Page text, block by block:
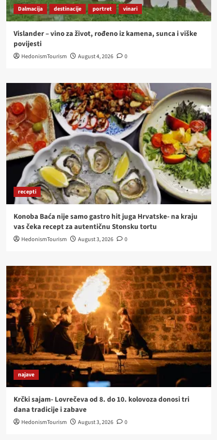
Dalmacija destinacije portret vinari
Vislander – vino za život, rođeno iz kamena, sunca i viške
povijesti
HedonismTourism August 4, 2026 0
recepti
Konoba Baća nije samo gastro hit juga Hrvatske- na kraju
vas čeka recept za autentičnu Stonsku tortu
HedonismTourism August 3, 2026 0
najave
Krčki sajam- Lovrečeva od 8. do 10. kolovoza donosi tri
dana tradicije i zabave
HedonismTourism August 3, 2026 0